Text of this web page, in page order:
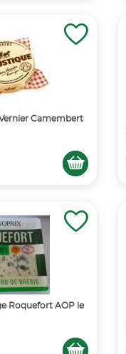
Camembert
Roquefort AOP le